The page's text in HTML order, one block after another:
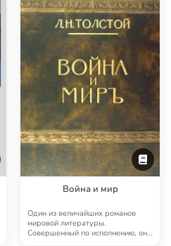
Война и мир
Один из величайших романов
мировой литературы.
Совершенный по исполнению, он